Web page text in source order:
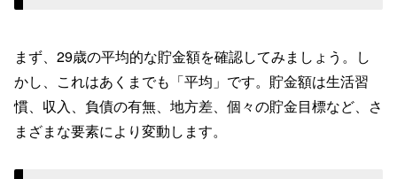
まず、29歳の平均的な貯金額を確認してみましょう。し
かし、これはあくまでも「平均」です。貯金額は生活習
慣、収入、負債の有無、地方差、個々の貯金目標など、さ
まざまな要素により変動します。